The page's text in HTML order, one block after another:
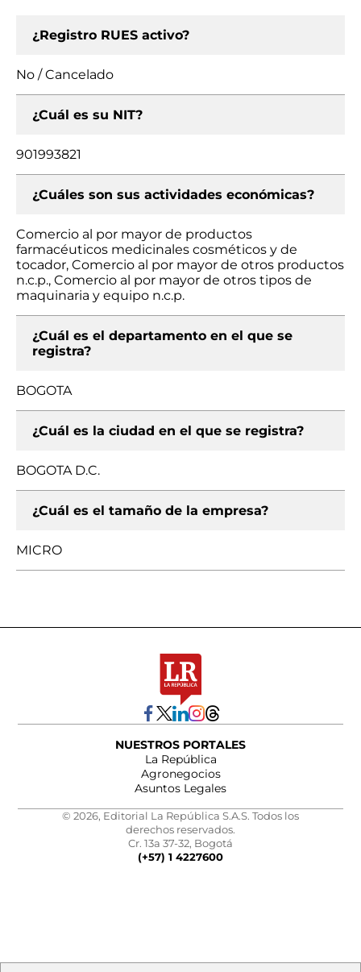
¿Registro RUES activo?
No / Cancelado
¿Cuál es su NIT?
901993821
¿Cuáles son sus actividades económicas?
Comercio al por mayor de productos
farmacéuticos medicinales cosméticos y de
tocador, Comercio al por mayor de otros productos
n.c.p., Comercio al por mayor de otros tipos de
maquinaria y equipo n.c.p.
¿Cuál es el departamento en el que se
registra?
BOGOTA
¿Cuál es la ciudad en el que se registra?
BOGOTA D.C.
¿Cuál es el tamaño de la empresa?
MICRO
NUESTROS PORTALES
La República
Agronegocios
Asuntos Legales
© 2026, Editorial La República S.A.S. Todos los
derechos reservados.
Cr. 13a 37-32, Bogotá
(+57) 1 4227600